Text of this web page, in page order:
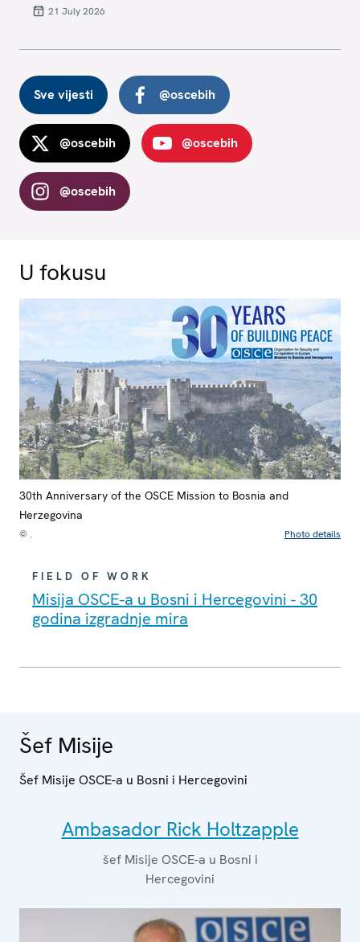
21 July 2026
Sve vijesti @oscebih
@oscebih @oscebih
@oscebih
U fokusu
30th Anniversary of the OSCE Mission to Bosnia and
Herzegovina
© . Photo details
FIELD OF WORK
Misija OSCE-a u Bosni i Hercegovini - 30
godina izgradnje mira
Šef Misije
Šef Misije OSCE-a u Bosni i Hercegovini
Ambasador Rick Holtzapple
šef Misije OSCE-a u Bosni i
Hercegovini